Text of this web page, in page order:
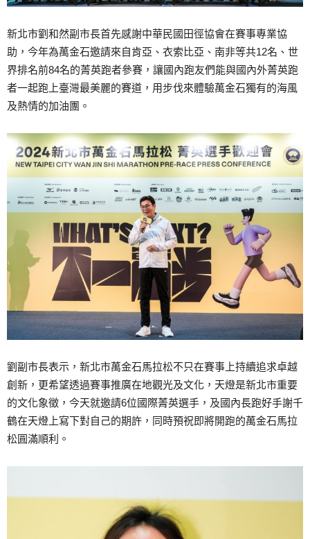
新北市劉和然副市長首先感謝中華民國田徑協會在賽事專業協
助，今年為萬金石邀請來自肯亞、衣索比亞、南非等共12名、世
界排名前84名的菁英跑者參賽，讓國內跑友們能與國內外菁英跑
者一起跑上臺灣最美麗的賽道，用步伐來體驗萬金石獨有的海風
及熱情的加油團。
劉副市長表示，新北市萬金石馬拉松不只在賽事上持續追求卓越
創新，更希望透過賽事推廣在地觀光及文化，天燈是新北市重要
的文化象徵，今天就邀請6位國際菁英選手，及國內長跑好手謝千
鶴在天燈上寫下對自己的期許，同時預祝即將開跑的萬金石馬拉
松圓滿順利。